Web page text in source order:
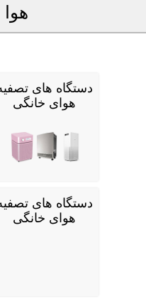
دستگاه های تصفیه
هوای خانگی
دستگاه های تصفیه
هوای خانگی